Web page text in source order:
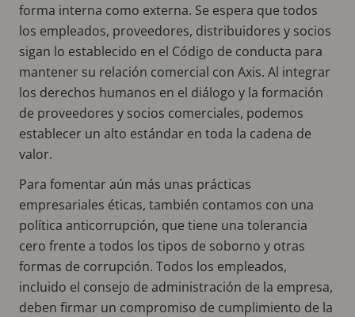
forma interna como externa. Se espera que todos
los empleados, proveedores, distribuidores y socios
sigan lo establecido en el Código de conducta para
mantener su relación comercial con Axis. Al integrar
los derechos humanos en el diálogo y la formación
de proveedores y socios comerciales, podemos
establecer un alto estándar en toda la cadena de
valor.
Para fomentar aún más unas prácticas
empresariales éticas, también contamos con una
política anticorrupción, que tiene una tolerancia
cero frente a todos los tipos de soborno y otras
formas de corrupción. Todos los empleados,
incluido el consejo de administración de la empresa,
deben firmar un compromiso de cumplimiento de la